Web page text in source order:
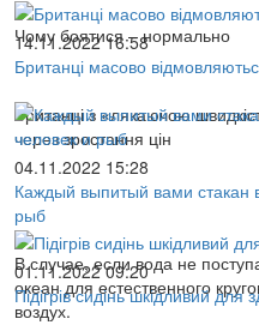
Чому боятися – нормально
14.11.2022 16:58
Британці масово
Британці з «лякаючою
через зростання цін
04.11.2022 15:28
Каждый выпитый вами стакан
рыб
В случае, если вода не
океан для естественного
воздух.
01.11.2022 09:20
Підігрів сидінь шкідливий для